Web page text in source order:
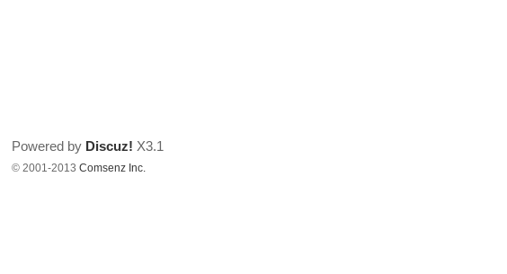
Powered by Discuz! X3.1
© 2001-2013Comsenz Inc.